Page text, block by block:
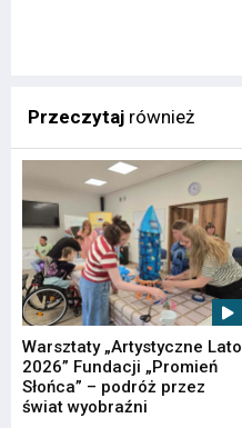
Przeczytaj również
Warsztaty „Artystyczne Lato
2026” Fundacji „Promień
Słońca” – podróż przez
świat wyobraźni